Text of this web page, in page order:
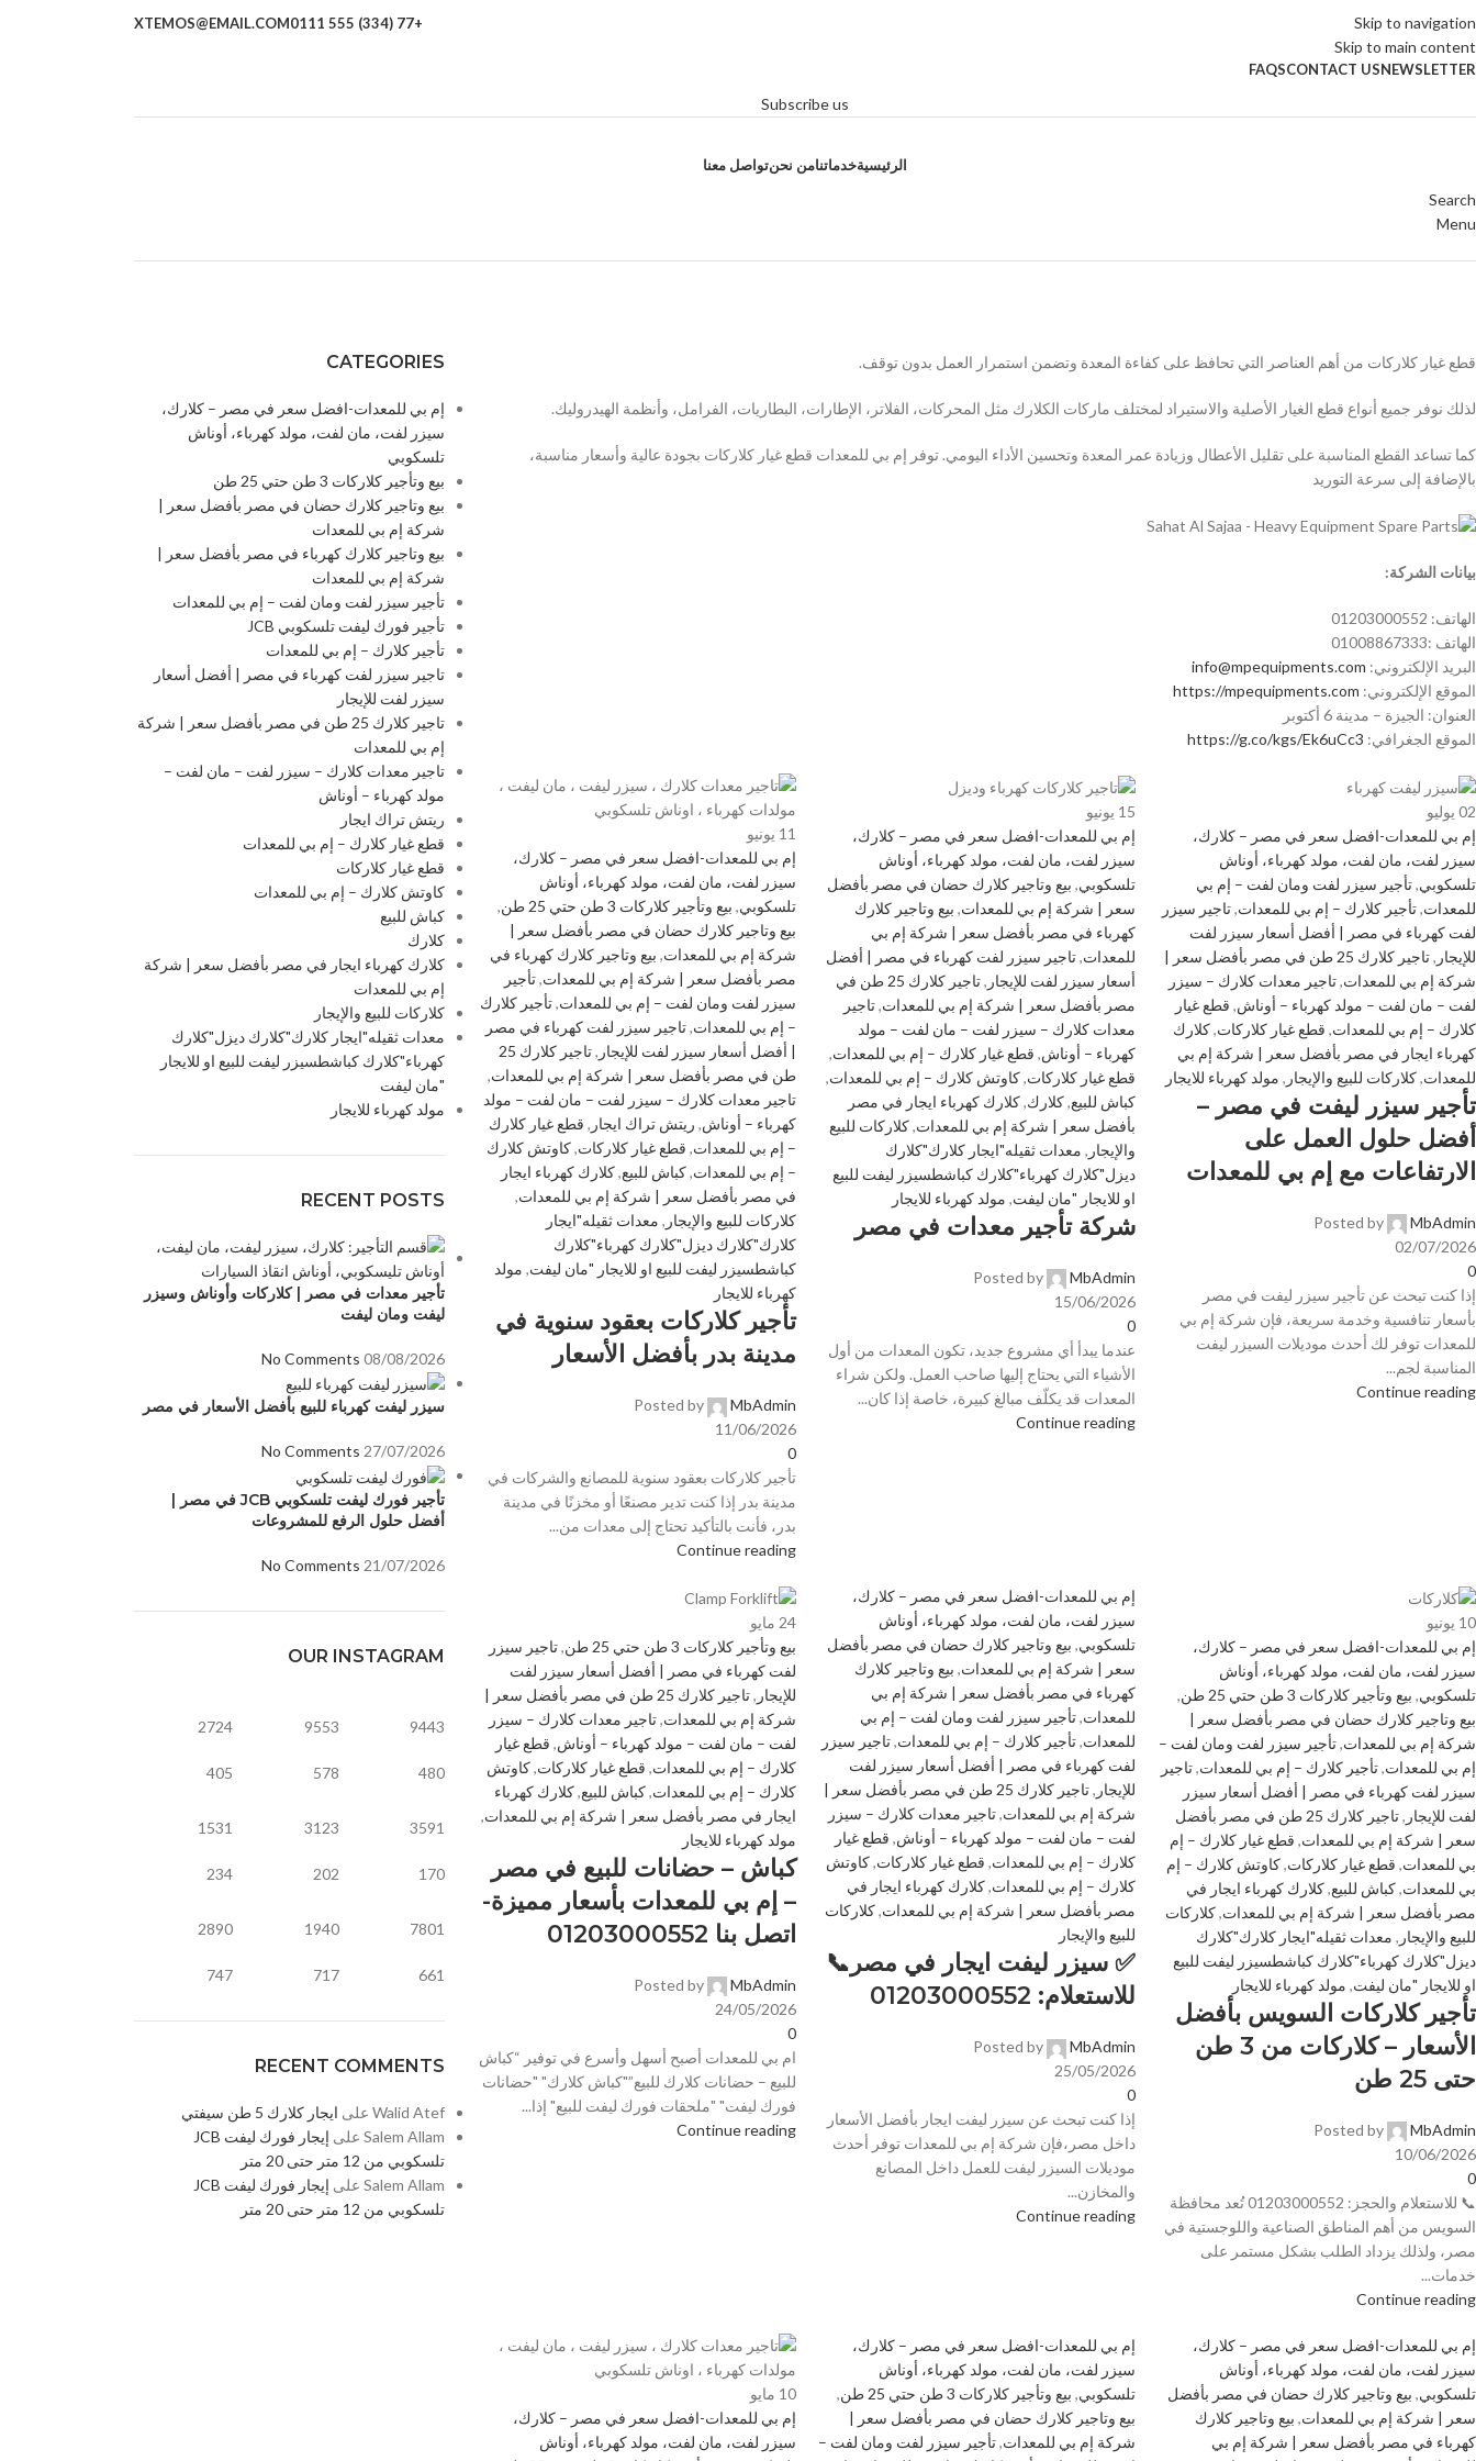
Skip to navigation
Skip to main content
+77 (334) 555 0111
XTEMOS@EMAIL.COM
NEWSLETTER
CONTACT US
FAQS
Subscribe us
الرئيسيةخدماتنامن نحنتواصل معنا
Search
Menu
قطع غيار كلاركات من أهم العناصر التي تحافظ على كفاءة المعدة وتضمن استمرار العمل بدون توقف.
لذلك نوفر جميع أنواع قطع الغيار الأصلية والاستيراد لمختلف ماركات الكلارك مثل المحركات، الفلاتر، الإطارات، البطاريات، الفرامل، وأنظمة الهيدروليك.
كما تساعد القطع المناسبة على تقليل الأعطال وزيادة عمر المعدة وتحسين الأداء اليومي. توفر إم بي للمعدات قطع غيار كلاركات بجودة عالية وأسعار مناسبة،
بالإضافة إلى سرعة التوريد
بيانات الشركة:
الهاتف: 01203000552
الهاتف :01008867333
البريد الإلكتروني: info@mpequipments.com
الموقع الإلكتروني: https://mpequipments.com
العنوان: الجيزة – مدينة 6 أكتوبر
الموقع الجغرافي: https://g.co/kgs/Ek6uCc3
02 يوليو
إم بي للمعدات-افضل سعر في مصر – كلارك،
سيزر لفت، مان لفت، مولد كهرباء، أوناش
تلسكوبي,تأجير سيزر لفت ومان لفت – إم بي
للمعدات,تأجير كلارك – إم بي للمعدات,تاجير سيزر
لفت كهرباء في مصر | أفضل أسعار سيزر لفت
للإيجار ,
تاجير كلارك 25 طن في مصر بأفضل سعر |
شركة إم بي للمعدات,تاجير معدات كلارك – سيزر
لفت – مان لفت – مولد كهرباء – أوناش, قطع غيار
كلارك – إم بي للمعدات, قطع غيار كلاركات,كلارك
كهرباء ايجار في مصر بأفضل سعر | شركة إم بي
للمعدات,كلاركات للبيع والإيجار , مولد كهرباء للايجار
تأجير سيزر ليفت في مصر –
أفضل حلول العمل على
الارتفاعات مع إم بي للمعدات
Posted by
MbAdmin
02/07/2026
0
إذا كنت تبحث عن تأجير سيزر ليفت في مصر
بأسعار تنافسية وخدمة سريعة، فإن شركة إم بي
للمعدات توفر لك أحدث موديلات السيزر ليفت
المناسبة لجم...
Continue reading
15 يونيو
إم بي للمعدات-افضل سعر في مصر – كلارك،
سيزر لفت، مان لفت، مولد كهرباء، أوناش
تلسكوبي, بيع وتاجير كلارك حضان في مصر بأفضل
سعر | شركة إم بي للمعدات, بيع وتاجير كلارك
كهرباء في مصر بأفضل سعر | شركة إم بي
للمعدات,تاجير سيزر لفت كهرباء في مصر | أفضل
أسعار سيزر لفت للإيجار ,
تاجير كلارك 25 طن في
مصر بأفضل سعر | شركة إم بي للمعدات,تاجير
معدات كلارك – سيزر لفت – مان لفت – مولد
كهرباء – أوناش, قطع غيار كلارك – إم بي للمعدات,
قطع غيار كلاركات,كاوتش كلارك – إم بي للمعدات,
كباش للبيع,كلارك,كلارك كهرباء ايجار في مصر
بأفضل سعر | شركة إم بي للمعدات,كلاركات للبيع
والإيجار , معدات ثقيله"ايجار كلارك"كلارك
ديزل"كلارك كهرباء"كلارك كباشطسيزر ليفت للبيع
او للايجار "مان ليفت, مولد كهرباء للايجار
شركة تأجير معدات في مصر
Posted by
MbAdmin
15/06/2026
0
عندما يبدأ أي مشروع جديد، تكون المعدات من أول
الأشياء التي يحتاج إليها صاحب العمل. ولكن شراء
المعدات قد يكلّف مبالغ كبيرة، خاصة إذا كان...
Continue reading
11 يونيو
إم بي للمعدات-افضل سعر في مصر – كلارك،
سيزر لفت، مان لفت، مولد كهرباء، أوناش
تلسكوبي, بيع وتأجير كلاركات 3 طن حتي 25 طن
,
بيع وتاجير كلارك حضان في مصر بأفضل سعر |
شركة إم بي للمعدات, بيع وتاجير كلارك كهرباء في
مصر بأفضل سعر | شركة إم بي للمعدات,تأجير
سيزر لفت ومان لفت – إم بي للمعدات,تأجير كلارك
– إم بي للمعدات,تاجير سيزر لفت كهرباء في مصر
| أفضل أسعار سيزر لفت للإيجار ,
تاجير كلارك 25
طن في مصر بأفضل سعر | شركة إم بي للمعدات,
تاجير معدات كلارك – سيزر لفت – مان لفت – مولد
كهرباء – أوناش, ريتش تراك ايجار , قطع غيار كلارك
– إم بي للمعدات, قطع غيار كلاركات,كاوتش كلارك
– إم بي للمعدات,كباش للبيع,كلارك كهرباء ايجار
في مصر بأفضل سعر | شركة إم بي للمعدات,
كلاركات للبيع والإيجار , معدات ثقيله"ايجار
كلارك"كلارك ديزل"كلارك كهرباء"كلارك
كباشطسيزر ليفت للبيع او للايجار "مان ليفت, مولد
كهرباء للايجار
تأجير كلاركات بعقود سنوية في
مدينة بدر بأفضل الأسعار
Posted by
MbAdmin
11/06/2026
0
تأجير كلاركات بعقود سنوية للمصانع والشركات في
مدينة بدر إذا كنت تدير مصنعًا أو مخزنًا في مدينة
بدر، فأنت بالتأكيد تحتاج إلى معدات من...
Continue reading
10 يونيو
إم بي للمعدات-افضل سعر في مصر – كلارك،
سيزر لفت، مان لفت، مولد كهرباء، أوناش
تلسكوبي, بيع وتأجير كلاركات 3 طن حتي 25 طن
,
بيع وتاجير كلارك حضان في مصر بأفضل سعر |
شركة إم بي للمعدات,تأجير سيزر لفت ومان لفت –
إم بي للمعدات,تأجير كلارك – إم بي للمعدات,تاجير
سيزر لفت كهرباء في مصر | أفضل أسعار سيزر
لفت للإيجار ,
تاجير كلارك 25 طن في مصر بأفضل
سعر | شركة إم بي للمعدات, قطع غيار كلارك – إم
بي للمعدات, قطع غيار كلاركات,كاوتش كلارك – إم
بي للمعدات,كباش للبيع,كلارك كهرباء ايجار في
مصر بأفضل سعر | شركة إم بي للمعدات,كلاركات
للبيع والإيجار , معدات ثقيله"ايجار كلارك"كلارك
ديزل"كلارك كهرباء"كلارك كباشطسيزر ليفت للبيع
او للايجار "مان ليفت, مولد كهرباء للايجار
تأجير كلاركات السويس بأفضل
الأسعار – كلاركات من 3 طن
حتى 25 طن
Posted by
MbAdmin
10/06/2026
0
📞 للاستعلام والحجز: 01203000552 تُعد محافظة
السويس من أهم المناطق الصناعية واللوجستية في
مصر، ولذلك يزداد الطلب بشكل مستمر على
خدمات...
Continue reading
إم بي للمعدات-افضل سعر في مصر – كلارك،
سيزر لفت، مان لفت، مولد كهرباء، أوناش
تلسكوبي, بيع وتاجير كلارك حضان في مصر بأفضل
سعر | شركة إم بي للمعدات, بيع وتاجير كلارك
كهرباء في مصر بأفضل سعر | شركة إم بي
للمعدات,تأجير سيزر لفت ومان لفت – إم بي
للمعدات,تأجير كلارك – إم بي للمعدات,تاجير سيزر
لفت كهرباء في مصر | أفضل أسعار سيزر لفت
للإيجار ,
تاجير كلارك 25 طن في مصر بأفضل سعر |
شركة إم بي للمعدات,تاجير معدات كلارك – سيزر
لفت – مان لفت – مولد كهرباء – أوناش, قطع غيار
كلارك – إم بي للمعدات, قطع غيار كلاركات,كاوتش
كلارك – إم بي للمعدات,كلارك كهرباء ايجار في
مصر بأفضل سعر | شركة إم بي للمعدات,كلاركات
للبيع والإيجار
✅ سيزر ليفت ايجار في مصر📞
للاستعلام: 01203000552
Posted by
MbAdmin
25/05/2026
0
إذا كنت تبحث عن سيزر ليفت ايجار بأفضل الأسعار
داخل مصر،فإن شركة إم بي للمعدات توفر أحدث
موديلات السيزر ليفت للعمل داخل المصانع
والمخازن...
Continue reading
24 مايو
بيع وتأجير كلاركات 3 طن حتي 25 طن
,تاجير سيزر
لفت كهرباء في مصر | أفضل أسعار سيزر لفت
للإيجار ,
تاجير كلارك 25 طن في مصر بأفضل سعر |
شركة إم بي للمعدات,تاجير معدات كلارك – سيزر
لفت – مان لفت – مولد كهرباء – أوناش, قطع غيار
كلارك – إم بي للمعدات, قطع غيار كلاركات,كاوتش
كلارك – إم بي للمعدات,كباش للبيع,كلارك كهرباء
ايجار في مصر بأفضل سعر | شركة إم بي للمعدات,
مولد كهرباء للايجار
كباش – حضانات للبيع في مصر
– إم بي للمعدات بأسعار مميزة-
اتصل بنا 01203000552
Posted by
MbAdmin
24/05/2026
0
ام بي للمعدات أصبح أسهل وأسرع في توفير “كباش
للبيع – حضانات كلارك للبيع”"كباش كلارك" "حضانات
فورك ليفت" "ملحقات فورك ليفت للبيع" إذا...
Continue reading
إم بي للمعدات-افضل سعر في مصر – كلارك،
سيزر لفت، مان لفت، مولد كهرباء، أوناش
تلسكوبي, بيع وتاجير كلارك حضان في مصر بأفضل
سعر | شركة إم بي للمعدات, بيع وتاجير كلارك
كهرباء في مصر بأفضل سعر | شركة إم بي
إم بي للمعدات-افضل سعر في مصر – كلارك،
سيزر لفت، مان لفت، مولد كهرباء، أوناش
تلسكوبي, بيع وتأجير كلاركات 3 طن حتي 25 طن
,
بيع وتاجير كلارك حضان في مصر بأفضل سعر |
شركة إم بي للمعدات,تأجير سيزر لفت ومان لفت –
10 مايو
إم بي للمعدات-افضل سعر في مصر – كلارك،
سيزر لفت، مان لفت، مولد كهرباء، أوناش
CATEGORIES
إم بي للمعدات-افضل سعر في مصر – كلارك،
سيزر لفت، مان لفت، مولد كهرباء، أوناش
تلسكوبي
بيع وتأجير كلاركات 3 طن حتي 25 طن
بيع وتاجير كلارك حضان في مصر بأفضل سعر |
شركة إم بي للمعدات
بيع وتاجير كلارك كهرباء في مصر بأفضل سعر |
شركة إم بي للمعدات
تأجير سيزر لفت ومان لفت – إم بي للمعدات
تأجير فورك ليفت تلسكوبي JCB
تأجير كلارك – إم بي للمعدات
تاجير سيزر لفت كهرباء في مصر | أفضل أسعار
سيزر لفت للإيجار
تاجير كلارك 25 طن في مصر بأفضل سعر | شركة
إم بي للمعدات
تاجير معدات كلارك – سيزر لفت – مان لفت –
مولد كهرباء – أوناش
ريتش تراك ايجار
قطع غيار كلارك – إم بي للمعدات
قطع غيار كلاركات
كاوتش كلارك – إم بي للمعدات
كباش للبيع
كلارك
كلارك كهرباء ايجار في مصر بأفضل سعر | شركة
إم بي للمعدات
كلاركات للبيع والإيجار
معدات ثقيله"ايجار كلارك"كلارك ديزل"كلارك
كهرباء"كلارك كباشطسيزر ليفت للبيع او للايجار
"مان ليفت
مولد كهرباء للايجار
RECENT POSTS
تأجير معدات في مصر | كلاركات وأوناش وسيزر
ليفت ومان ليفت
08/08/2026
No Comments
سيزر ليفت كهرباء للبيع بأفضل الأسعار في مصر
27/07/2026
No Comments
تأجير فورك ليفت تلسكوبي JCB في مصر |
أفضل حلول الرفع للمشروعات
21/07/2026
No Comments
OUR INSTAGRAM
9443
480
9553
578
2724
405
3591
170
3123
202
1531
234
7801
661
1940
717
2890
747
RECENT COMMENTS
‪Walid Atef‬‏على ايجار كلارك 5 طن سيفتي
Salem Allamعلى
إيجار فورك ليفت JCB
تلسكوبي من 12 متر حتى 20 متر
Salem Allamعلى
إيجار فورك ليفت JCB
تلسكوبي من 12 متر حتى 20 متر